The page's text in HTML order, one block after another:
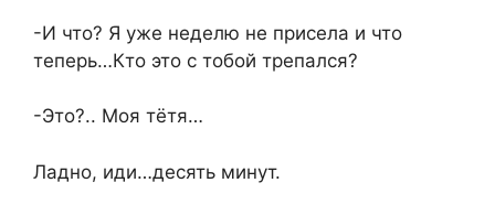
-И что? Я уже неделю не присела и что
теперь…Кто это с тобой трепался?
-Это?.. Моя тётя…
Ладно, иди…десять минут.